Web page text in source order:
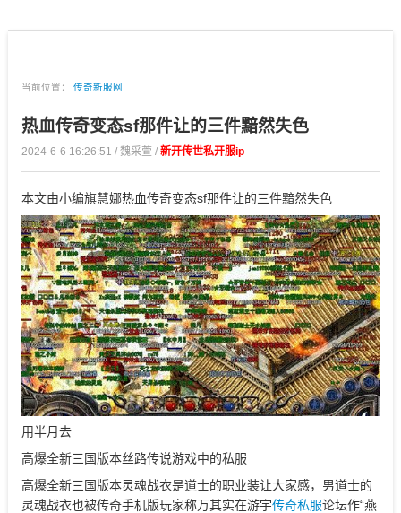
当前位置： 传奇新服网
热血传奇变态sf那件让的三件黯然失色
2024-6-6 16:26:51 / 魏采萱 / 新开传世私开服ip
本文由小编旗慧娜热血传奇变态sf那件让的三件黯然失色
用半月去
高爆全新三国版本丝路传说游戏中的私服
高爆全新三国版本灵魂战衣是道士的职业装让大家感，男道士的
灵魂战衣也被传奇手机版玩家称万其实在游宇传奇私服论坛作“燕